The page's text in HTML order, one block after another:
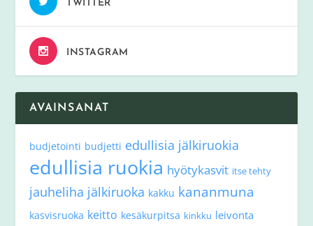
TWITTER
INSTAGRAM
AVAINSANAT
budjetointi budjetti edullisia jälkiruokia
edullisia ruokia hyötykasvit itse tehty
jauheliha jälkiruoka kakku kananmuna
kasvisruoka keitto kesäkurpitsa kinkku leivonta